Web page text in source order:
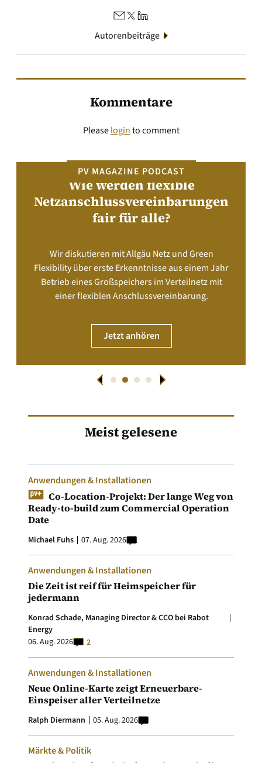
Autorenbeiträge
Kommentare
Pleaseloginto comment
PV MAGAZINE PODCAST
Wie werden flexible
Netzanschlussvereinbarungen
fair für alle?
Wir diskutieren mit Allgäu Netz und Green
Flexibility über erste Erkenntnisse aus einem Jahr
Betrieb eines Großspeichers im Verteilnetz mit
einer flexiblen Anschlussvereinbarung.
Jetzt anhören
Meist gelesene
Anwendungen & Installationen
Co-Location-Projekt: Der lange Weg von
Ready-to-build zum Commercial Operation
Date
Michael Fuhs 07. Aug. 2026
Anwendungen & Installationen
Die Zeit ist reif für Heimspeicher für
jedermann
Konrad Schade, Managing Director & CCO bei Rabot
Energy
06. Aug. 2026
2
Anwendungen & Installationen
Neue Online-Karte zeigt Erneuerbare-
Einspeiser aller Verteilnetze
Ralph Diermann 05. Aug. 2026
Märkte & Politik